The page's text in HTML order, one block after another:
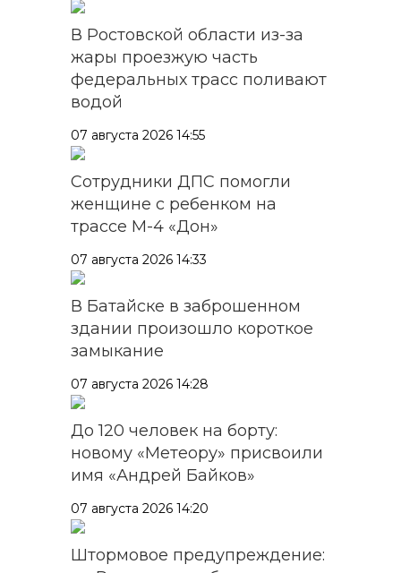
В Ростовской области из-за
жары проезжую часть
федеральных трасс поливают
водой
07 августа 2026 14:55
Сотрудники ДПС помогли
женщине с ребенком на
трассе М-4 «Дон»
07 августа 2026 14:33
В Батайске в заброшенном
здании произошло короткое
замыкание
07 августа 2026 14:28
До 120 человек на борту:
новому «Метеору» присвоили
имя «Андрей Байков»
07 августа 2026 14:20
Штормовое предупреждение: